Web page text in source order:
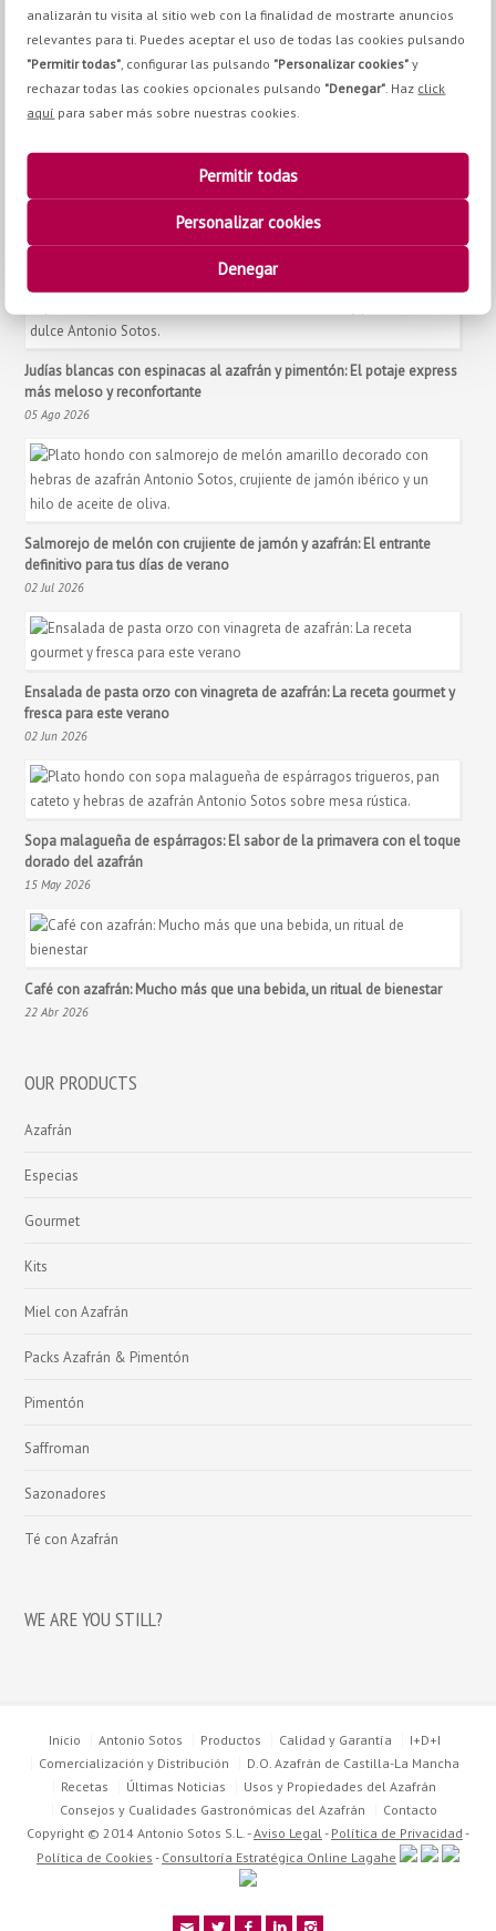
analizarán tu visita al sitio web con la finalidad de mostrarte anuncios
relevantes para ti. Puedes aceptar el uso de todas las cookies pulsando
"Permitir todas" , configurar las pulsando "Personalizar cookies" y
rechazar todas las cookies opcionales pulsando "Denegar" . Haz click
aquí para saber más sobre nuestras cookies.
Permitir todas
Personalizar cookies
Denegar
CONTACT
Pq. Emp. Campollano. Calle H, nº8 02007, Albacete
+34 967 21 70 30
+34 967 24 11 02
YOU BE INTERESTED IN
Judías blancas con espinacas al azafrán y pimentón: El potaje express
más meloso y reconfortante
05 Ago 2026
Salmorejo de melón con crujiente de jamón y azafrán: El entrante
definitivo para tus días de verano
02 Jul 2026
Ensalada de pasta orzo con vinagreta de azafrán: La receta gourmet y
fresca para este verano
02 Jun 2026
Sopa malagueña de espárragos: El sabor de la primavera con el toque
dorado del azafrán
15 May 2026
Café con azafrán: Mucho más que una bebida, un ritual de bienestar
22 Abr 2026
OUR PRODUCTS
Azafrán
Especias
Gourmet
Kits
Miel con Azafrán
Packs Azafrán & Pimentón
Pimentón
Saffroman
Sazonadores
Té con Azafrán
WE ARE YOU STILL?
Inicio Antonio Sotos Productos Calidad y Garantía
I+D+I
Comercialización y Distribución
D.O. Azafrán de Castilla-La Mancha
Recetas
Últimas Noticias
Usos y Propiedades del Azafrán
Consejos y Cualidades Gastronómicas del Azafrán
Contacto
Copyright © 2014 Antonio Sotos S.L. -Aviso Legal - Política de Privacidad -
Política de Cookies - Consultoría Estratégica Online Lagahe